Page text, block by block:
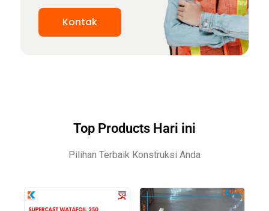
Kontak
Top Products Hari ini
Pilihan Terbaik Konstruksi Anda